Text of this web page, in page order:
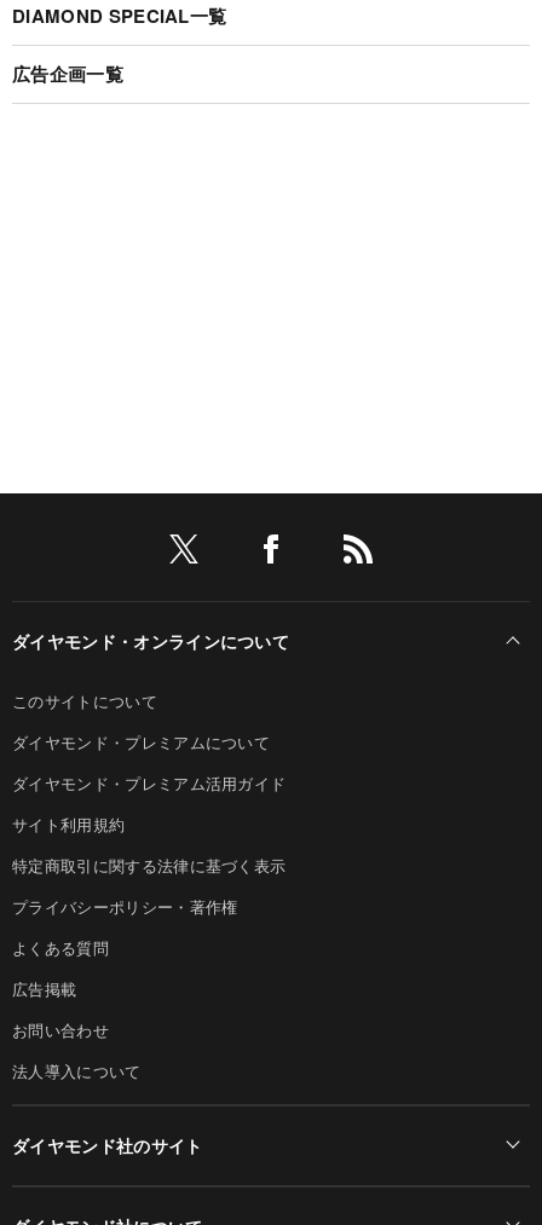
DIAMOND SPECIAL一覧
広告企画一覧
ダイヤモンド・オンラインについて
このサイトについて
ダイヤモンド・プレミアムについて
ダイヤモンド・プレミアム活用ガイド
サイト利用規約
特定商取引に関する法律に基づく表示
プライバシーポリシー・著作権
よくある質問
広告掲載
お問い合わせ
法人導入について
ダイヤモンド社のサイト